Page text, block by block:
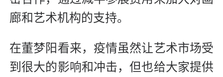
廊和艺术机构的支持。
在董梦阳看来，疫情虽然让艺术市场受
到很大的影响和冲击，但也给大家提供